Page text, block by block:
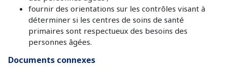
fournir des orientations sur les contrôles visant à
déterminer si les centres de soins de santé
primaires sont respectueux des besoins des
personnes âgées.
Documents connexes